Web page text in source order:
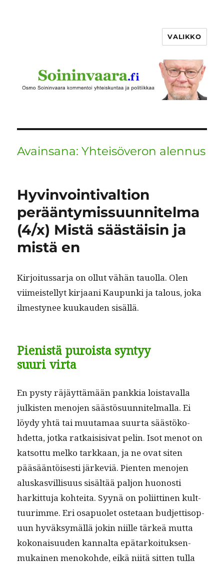
VALIKKO
Avainsana:Yhteisöveron alennus
Hyvinvointivaltion
perääntymissuunnitelma
(4/x) Mistä säästäisin ja
mistä en
Kir­joi­tus­sar­ja on ollut vähän tauol­la. Olen
viimeis­tel­lyt kir­jaani Kaupun­ki ja talous, joka
ilmestynee kuukau­den sisällä.
Pienistä puroista syntyy
suuri virta
En pysty räjäyt­tämään pankkia lois­taval­la
julk­isten meno­jen säästö­su­un­nitel­mal­la. Ei
löy­dy yhtä tai muu­ta­maa suur­ta säästöko­
hdet­ta, jot­ka ratkai­si­si­vat pelin. Isot menot on
kat­sot­tu melko tarkkaan, ja ne ovat siten
pääsään­töis­es­ti järke­viä. Pien­ten meno­jen
aluskasvil­lisu­us sisältää paljon huonos­ti
harkit­tu­ja kohtei­ta. Syynä on poli­it­ti­nen kult­
tuurimme. Eri osa­puo­let oste­taan bud­jet­ti­sop­
u­un hyväksymäl­lä jokin niille tärkeä mut­ta
kokon­aisu­u­den kannal­ta epä­tarkoituk­sen­
mukainen menoko­hde, eikä niitä sit­ten tul­la